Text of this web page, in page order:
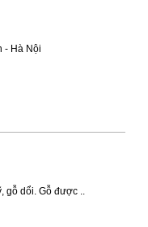
- Hà Nội
gỗ dổi. Gỗ được ..